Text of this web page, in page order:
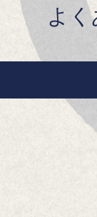
よ